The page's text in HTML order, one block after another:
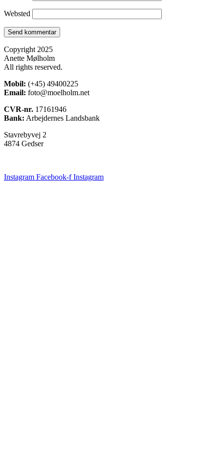
Websted
Copyright 2025
Anette Mølholm
All rights reserved.
Mobil: (+45) 49400225
Email: foto@moelholm.net
CVR-nr. 17161946
Bank: Arbejdernes Landsbank
Stavrebyvej 2
4874 Gedser
Instagram Facebook-f Instagram